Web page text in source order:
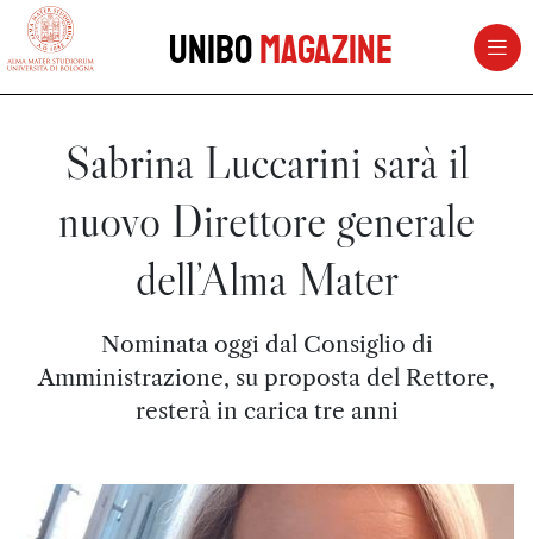
vai al contenuto della pagina
UniboMagazine
Sabrina Luccarini sarà il
nuovo Direttore generale
dell’Alma Mater
Nominata oggi dal Consiglio di
Amministrazione, su proposta del Rettore,
resterà in carica tre anni